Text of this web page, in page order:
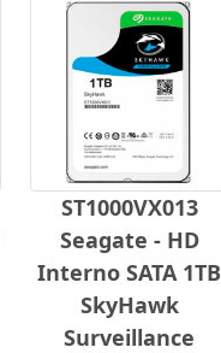
ST1000VX013
Seagate - HD
Interno SATA 1TB
SkyHawk
Surveillance